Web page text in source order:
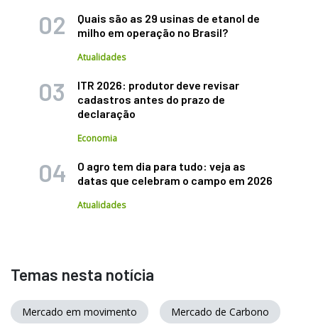
Quais são as 29 usinas de etanol de
milho em operação no Brasil?
Atualidades
ITR 2026: produtor deve revisar
cadastros antes do prazo de
declaração
Economia
O agro tem dia para tudo: veja as
datas que celebram o campo em 2026
Atualidades
Temas nesta notícia
Mercado em movimento Mercado de Carbono